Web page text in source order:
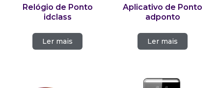
Relógio de Ponto
idclass
Ler mais
Aplicativo de Ponto
adponto
Ler mais